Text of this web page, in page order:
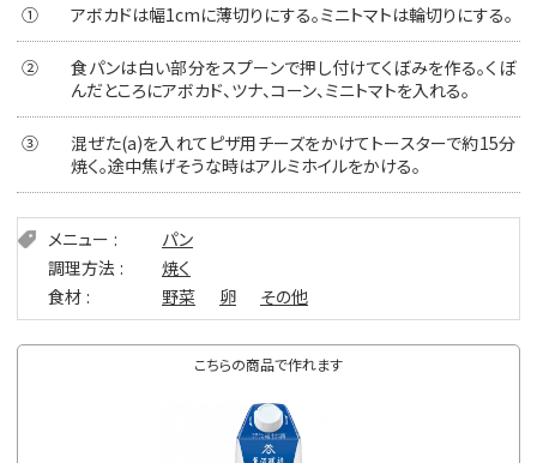
①
アボカドは幅1cmに薄切りにする。ミニトマトは輪切りにする。
②
食パンは白い部分をスプーンで押し付けてくぼみを作る。くぼ
んだところにアボカド、ツナ、コーン、ミニトマトを入れる。
③
混ぜた(a)を入れてピザ用チーズをかけてトースターで約15分
焼く。途中焦げそうな時はアルミホイルをかける。
メニュー
パン
調理方法
焼く
食材
野菜 卵 その他
こちらの商品で作れます